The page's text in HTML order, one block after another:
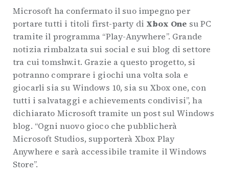
Microsoft ha confermato il suo impegno per
portare tutti i titoli first-party di Xbox One su PC
tramite il programma “Play-Anywhere”. Grande
notizia rimbalzata sui social e sui blog di settore
tra cui tomshw.it. Grazie a questo progetto, si
potranno comprare i giochi una volta sola e
giocarli sia su Windows 10, sia su Xbox one, con
tutti i salvataggi e achievements condivisi”, ha
dichiarato Microsoft tramite un post sul Windows
blog. “Ogni nuovo gioco che pubblicherà
Microsoft Studios, supporterà Xbox Play
Anywhere e sarà accessibile tramite il Windows
Store”.